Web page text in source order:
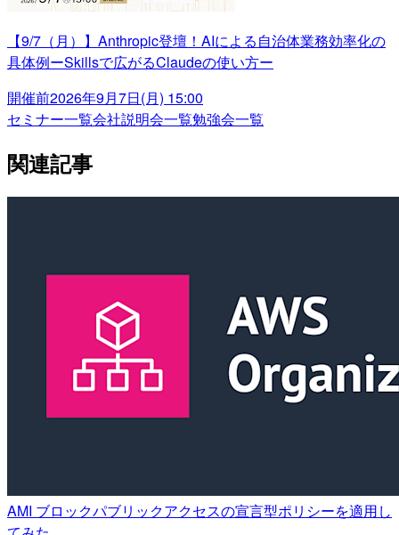
【9/7（月）】Anthropic登壇！AIによる自治体業務効率化の
具体例ーSkillsで広がるClaudeの使い方ー
開催前2026年9月7日(月) 15:00
セミナー一覧会社説明会一覧勉強会一覧
関連記事
AMI ブロックパブリックアクセスの宣言型ポリシーを適用し